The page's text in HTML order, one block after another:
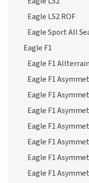
Eagle LS2 ROF
Eagle Sport All
Eagle F1
Eagle F1 Allterrain
Eagle F1
Eagle F1
Eagle F1
Eagle F1
Eagle F1
Eagle F1
Eagle F1